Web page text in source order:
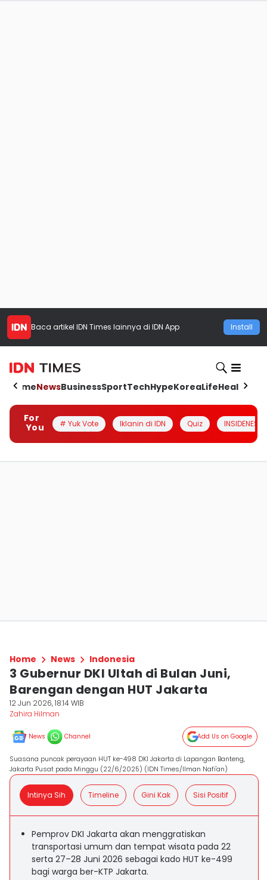
Baca artikel IDN Times lainnya di IDN App Install
HomeNewsBusinessSportTechHypeKoreaLifeHealth
For
You
# Yuk Vote Iklanin di IDN Quiz INSIDENESIA
Home News Indonesia
3 Gubernur DKI Ultah di Bulan Juni,
Barengan dengan HUT Jakarta
12 Jun 2026, 18:14 WIB
Zahira Hilman
News Channel Add Us on Google
Suasana puncak perayaan HUT ke-498 DKI Jakarta di Lapangan Banteng,
Jakarta Pusat pada Minggu (22/6/2025) (IDN Times/Ilman Nafi'an)
Intinya Sih Timeline Gini Kak Sisi Positif
Pemprov DKI Jakarta akan menggratiskan
transportasi umum dan tempat wisata pada 22
serta 27–28 Juni 2026 sebagai kado HUT ke-499
bagi warga ber-KTP Jakarta.